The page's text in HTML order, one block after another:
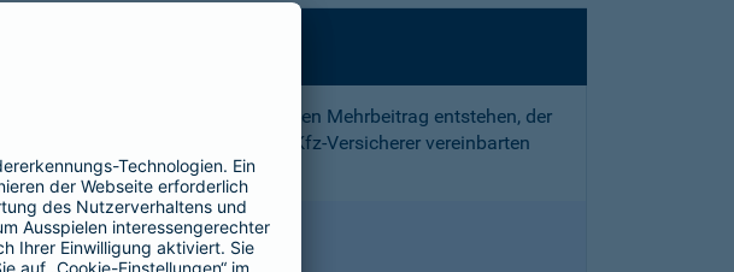
durch die Vertragsstrafe und den Mehrbeitrag entstehen, der
Erweiterung des mit Ihrem Kfz-Versicherer vereinbarten
gestellt wird